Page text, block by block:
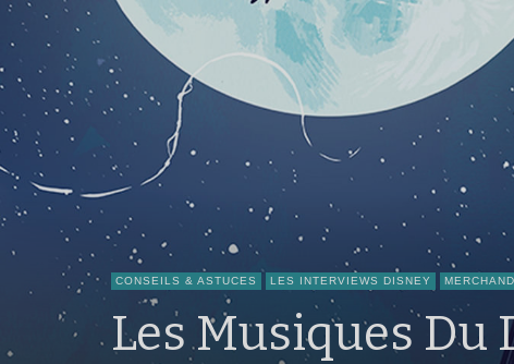
CONSEILS & ASTUCES LES INTERVIEWS DISNEY
Les Musiques Du